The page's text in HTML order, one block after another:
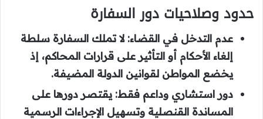
حدود وصلاحيات دور السفارة
عدم التدخل في القضاء: لا تملك السفارة سلطة
إلغاء الأحكام أو التأثير على قرارات المحاكم، إذ
يخضع المواطن لقوانين الدولة المضيفة.
دور استشاري وداعم فقط: يقتصر دورها على
المساندة القنصلية وتسهيل الإجراءات الرسمية